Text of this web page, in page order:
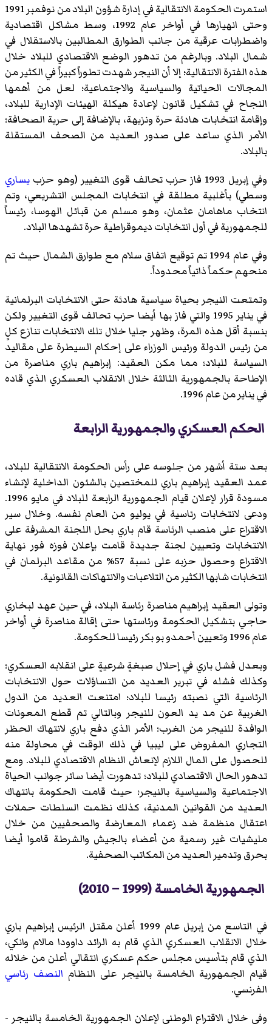
استمرت الحكومة الانتقالية في إدارة شؤون البلاد من نوفمبر 1991
وحتى انهيارها في أواخر عام 1992، وسط مشاكل اقتصادية
واضطرابات عرقية من جانب الطوارق المطالبين بالاستقلال في
شمال البلاد. وبالرغم من تدهور الوضع الاقتصادي للبلاد خلال
هذه الفترة الانتقالية؛ إلا أن النيجر شهدت تطوراً كبيراً في الكثير من
المجالات الحياتية والسياسية والاجتماعية؛ لعل من أهمها
النجاح في تشكيل قانون لإعادة هيكلة الهيئات الإدارية للبلاد،
وإقامة انتخابات هادئة حرة ونزيهة، بالإضافة إلى حرية الصحافة؛
الأمر الذي ساعد على صدور العديد من الصحف المستقلة
بالبلاد.
وفي إبريل 1993 فاز حزب تحالف قوى التغيير (وهو حزب
يساري
وسطي) بأغلبية مطلقة في انتخابات المجلس التشريعي، وتم
انتخاب ماهامان عثمان، وهو مسلم من قبائل الهوسا، رئيساً
للجمهورية في أول انتخابات ديموقراطية حرة تشهدها البلاد.
وفي عام 1994 تم توقيع اتفاق سلام مع طوارق الشمال حيث تم
منحهم حكماً ذاتياً محدوداً.
وتمتعت النيجر بحياة سياسية هادئة حتى الانتخابات البرلمانية
في يناير 1995 والتي فاز بها أيضا حزب تحالف قوى التغيير ولكن
بنسبة أقل هذه المرة، وظهر جليا خلال تلك الانتخابات تنازع كلٍ
من رئيس الدولة ورئيس الوزراء على إحكام السيطرة على مقاليد
السياسة للبلاد؛ مما مكن العقيد: إبراهيم باري مناصرة من
الإطاحة بالجمهورية الثالثة خلال الانقلاب العسكري الذي قاده
في يناير من عام 1996.
الحكم العسكري والجمهورية الرابعة
بعد ستة أشهر من جلوسه على رأس الحكومة الانتقالية للبلاد،
عمد العقيد إبراهيم باري للمختصين بالشئون الداخلية لإنشاء
مسودة قرار لإعلان قيام الجمهورية الرابعة للبلاد في مايو 1996.
ودعى لانتخابات رئاسية في يوليو من العام نفسه. وخلال سير
الاقتراع على منصب الرئاسة قام باري بحل اللجنة المشرفة على
الانتخابات وتعيين لجنة جديدة قامت بإعلان فوزه فور نهاية
الاقتراع وحصول حزبه على نسبة 57% من مقاعد البرلمان في
انتخابات شابها الكثير من التلاعبات والانتهاكات القانونية.
وتولى العقيد إبراهيم مناصرة رئاسة البلاد، في حين عهد لبخاري
حاجي بتشكيل الحكومة ورئاستها حتى إقالة مناصرة في أواخر
عام 1996 وتعيين أحمدو بو بكر رئيسا للحكومة.
وبعدل فشل باري في إحلال صبغةٍ شرعيةٍ على انقلابه العسكري؛
وكذلك فشله في تبرير العديد من التساؤلات حول الانتخابات
الرئاسية التي نصبته رئيسا للبلاد؛ امتنعت العديد من الدول
الغربية عن مد يد العون للنيجر وبالتالي تم قطع المعونات
الوافدة للنيجر من الغرب؛ الأمر الذي دفع باري لانتهاك الحظر
التجاري المفروض على ليبيا في ذلك الوقت في محاولة منه
للحصول على المال اللازم لإنعاش النظام الاقتصادي للبلاد. ومع
تدهور الحال الاقتصادي للبلاد؛ تدهورت أيضا سائر جوانب الحياة
الاجتماعية والسياسية بالنيجر؛ حيث قامت الحكومة بانتهاك
العديد من القوانين المدنية، كذلك نظمت السلطات حملات
اعتقال منظمة ضد زعماء المعارضة والصحفيين من خلال
مليشيات غير رسمية من أعضاء بالجيش والشرطة قاموا أيضا
بحرق وتدمير العديد من المكاتب الصحفية.
الجمهورية الخامسة (1999 – 2010)
في التاسع من إبريل عام 1999 أعلن مقتل الرئيس إبراهيم باري
خلال الانقلاب العسكري الذي قام به الرائد داوودا مالام وانكي،
الذي قام بتأسيس مجلس حكم عسكري انتقالي أعلن من خلاله
قيام الجمهورية الخامسة بالنيجر على النظام النصف رئاسي
الفرنسي.
وفي خلال الاقتراع الوطني لإعلان الجمهورية الخامسة بالنيجر -